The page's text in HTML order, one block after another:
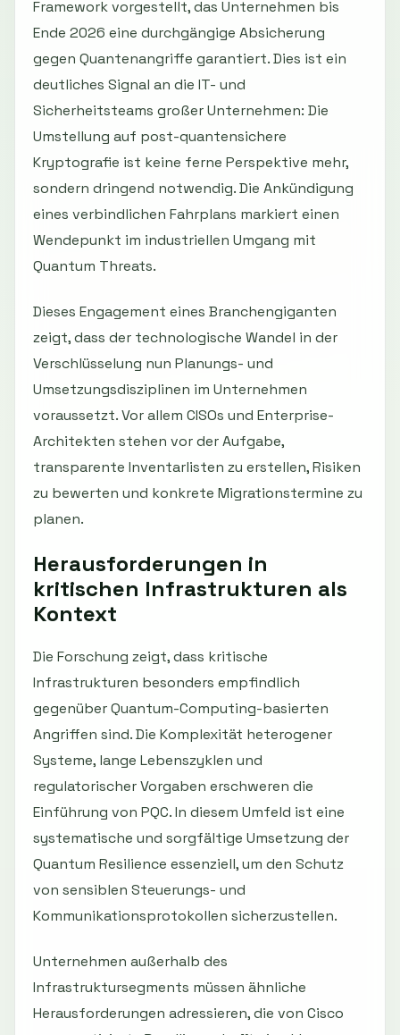
Framework vorgestellt, das Unternehmen bis
Ende 2026 eine durchgängige Absicherung
gegen Quantenangriffe garantiert. Dies ist ein
deutliches Signal an die IT- und
Sicherheitsteams großer Unternehmen: Die
Umstellung auf post-quantensichere
Kryptografie ist keine ferne Perspektive mehr,
sondern dringend notwendig. Die Ankündigung
eines verbindlichen Fahrplans markiert einen
Wendepunkt im industriellen Umgang mit
Quantum Threats.
Dieses Engagement eines Branchengiganten
zeigt, dass der technologische Wandel in der
Verschlüsselung nun Planungs- und
Umsetzungsdisziplinen im Unternehmen
voraussetzt. Vor allem CISOs und Enterprise-
Architekten stehen vor der Aufgabe,
transparente Inventarlisten zu erstellen, Risiken
zu bewerten und konkrete Migrationstermine zu
planen.
Herausforderungen in
kritischen Infrastrukturen als
Kontext
Die Forschung zeigt, dass kritische
Infrastrukturen besonders empfindlich
gegenüber Quantum-Computing-basierten
Angriffen sind. Die Komplexität heterogener
Systeme, lange Lebenszyklen und
regulatorischer Vorgaben erschweren die
Einführung von PQC. In diesem Umfeld ist eine
systematische und sorgfältige Umsetzung der
Quantum Resilience essenziell, um den Schutz
von sensiblen Steuerungs- und
Kommunikationsprotokollen sicherzustellen.
Unternehmen außerhalb des
Infrastruktursegments müssen ähnliche
Herausforderungen adressieren, die von Cisco